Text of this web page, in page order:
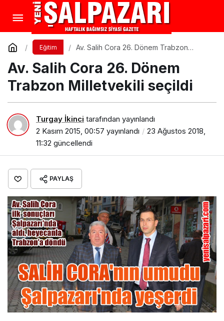
Eğitim
Av. Salih Cora 26. Dönem Trabzon
Av. Salih Cora 26. Dönem
Trabzon Milletvekili seçildi
Turgay İkinci tarafından yayınlandı
2 Kasım 2015, 00:57 yayınlandı
23 Ağustos 2018,
11:32 güncellendi
PAYLAŞ